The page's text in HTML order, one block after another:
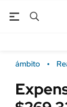
Campo
ámbito